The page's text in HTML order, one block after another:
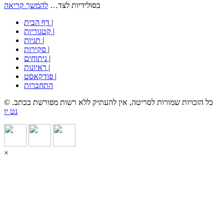
בסולידיות לצד… להמשך קריאה
|
|
|
|
|
|
|
התחברות
© כל הזכויות שמורות לסריטה, אין להעתיק ללא רשות מפורשת בכתב.
נט יו
×